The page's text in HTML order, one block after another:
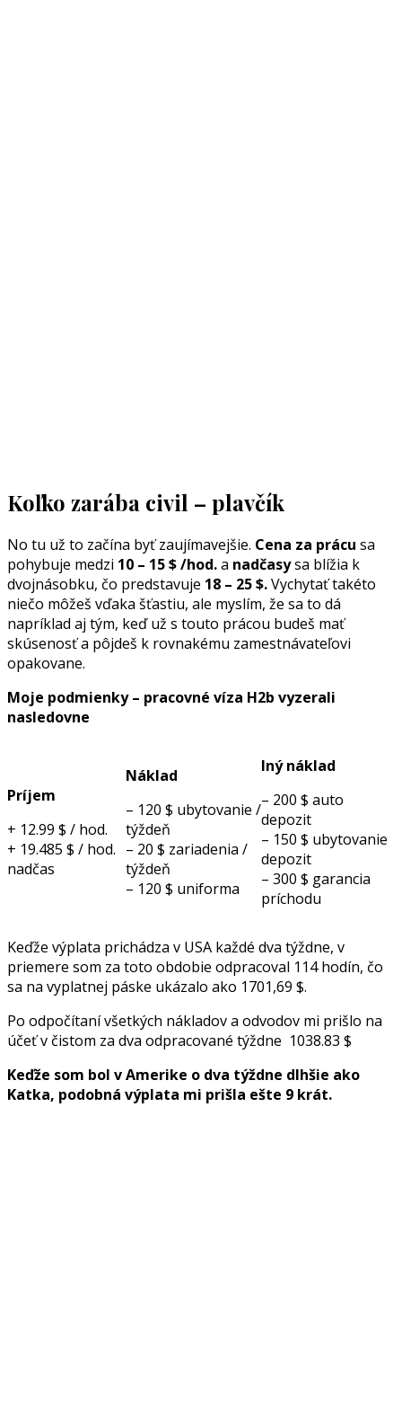
Koľko zarába civil – plavčík
No tu už to začína byť zaujímavejšie. Cena za prácu sa
pohybuje medzi 10 – 15 $ /hod.a nadčasysa blížia k
dvojnásobku, čo predstavuje 18 – 25 $.Vychytať takéto
niečo môžeš vďaka šťastiu, ale myslím, že sa to dá
napríklad aj tým, keď už s touto prácou budeš mať
skúsenosť a pôjdeš k rovnakému zamestnávateľovi
opakovane.
Moje podmienky – pracovné víza H2b vyzerali
nasledovne
Príjem
+ 12.99 $ / hod.
+ 19.485 $ / hod.
nadčas
Náklad
– 120 $ ubytovanie /
týždeň
– 20 $ zariadenia /
týždeň
– 120 $ uniforma
Iný náklad
– 200 $ auto
depozit
– 150 $ ubytovanie
depozit
– 300 $ garancia
príchodu
Keďže výplata prichádza v USA každé dva týždne, v
priemere som za toto obdobie odpracoval 114 hodín, čo
sa na vyplatnej páske ukázalo ako 1701,69 $.
Po odpočítaní všetkých nákladov a odvodov mi prišlo na
účeť v čistom za dva odpracované týždne 1038.83 $
Keďže som bol v Amerike o dva týždne dlhšie ako
Katka, podobná výplata mi prišla ešte 9 krát.